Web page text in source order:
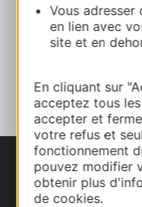
Vous adresser
en lien avec
site et en
En cliquant sur
acceptez tous
accepter et
votre refus et
fonctionnement
pouvez modifier
obtenir plus
de cookies.
Facebook